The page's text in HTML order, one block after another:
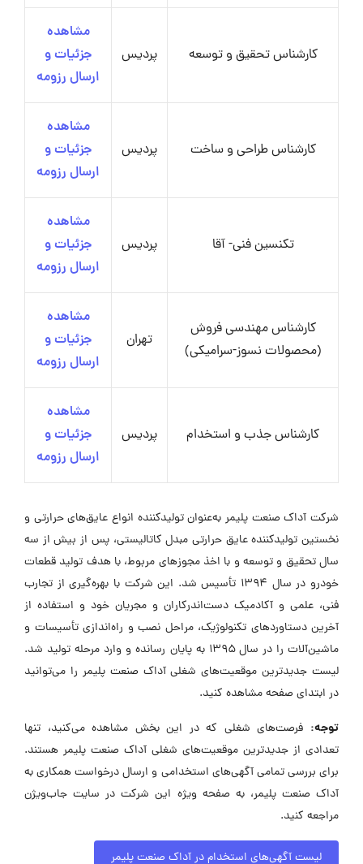
کارشناس تحقیق و توسعه پردیس
مشاهده
جزئیات و
ارسال رزومه
کارشناس طراحی و ساخت پردیس
مشاهده
جزئیات و
ارسال رزومه
تکنسین فنی- آقا پردیس
مشاهده
جزئیات و
ارسال رزومه
کارشناس مهندسی فروش
(محصولات نسوز-سرامیکی)
تهران
مشاهده
جزئیات و
ارسال رزومه
کارشناس جذب و استخدام پردیس
مشاهده
جزئیات و
ارسال رزومه
شرکت آداک صنعت پلیمر به‌عنوان تولیدکننده انواع عایق‌های حرارتی و
نخستین تولیدکننده عایق حرارتی مبدل کاتالیستی، پس از بیش از سه
سال تحقیق و توسعه و با اخذ مجوزهای مربوط، با هدف تولید قطعات
خودرو در سال ۱۳۹۴ تأسیس شد. این شرکت با بهره‌گیری از تجارب
فنی، علمی و آکادمیک دست‌اندرکاران و مجریان خود و استفاده از
آخرین دستاوردهای تکنولوژیک، مراحل نصب و راه‌اندازی تأسیسات و
ماشین‌آلات را در سال ۱۳۹۵ به پایان رسانده و وارد مرحله تولید شد.
لیست جدیدترین موقعیت‌های شغلی آداک صنعت پلیمر را می‌توانید
در ابتدای صفحه مشاهده کنید.
توجه: فرصت‌های شغلی که در این بخش مشاهده می‌کنید، تنها
تعدادی از جدیدترین موقعیت‌های شغلی آداک صنعت پلیمر هستند.
برای بررسی تمامی آگهی‌های استخدامی و ارسال درخواست همکاری به
آداک صنعت پلیمر، به صفحه ویژه این شرکت در سایت جاب‌ویژن
مراجعه کنید.
لیست آگهی‌های استخدام در آداک صنعت پلیمر